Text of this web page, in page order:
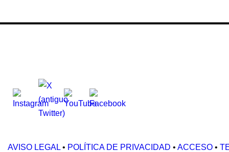
AVISO LEGAL • POLÍTICA DE PRIVACIDAD • ACCESO •